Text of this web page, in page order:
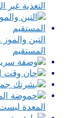
التغذية
التين
المستقيم
المعدة